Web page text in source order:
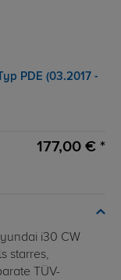
PDE (03.2017 -
177,00 € *
i30 CW
starres,
TÜV-